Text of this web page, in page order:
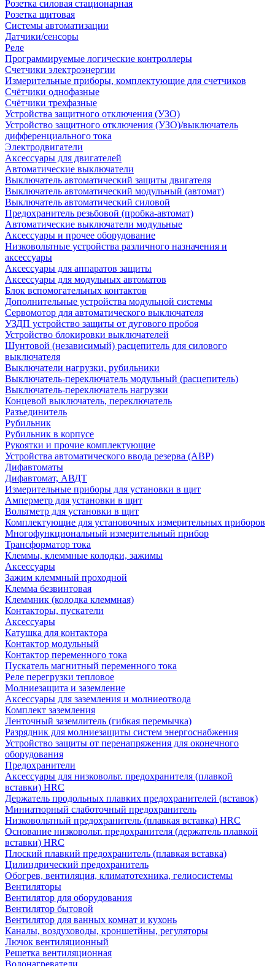
Розетка силовая стационарная
Розетка щитовая
Системы автоматизации
Датчики/сенсоры
Реле
Программируемые логические контроллеры
Счетчики электроэнергии
Измерительные приборы, комплектующие для счетчиков
Счётчики однофазные
Счётчики трехфазные
Устройства защитного отключения (УЗО)
Устройство защитного отключения (УЗО)/выключатель
дифференциального тока
Электродвигатели
Аксессуары для двигателей
Автоматические выключатели
Выключатель автоматический защиты двигателя
Выключатель автоматический модульный (автомат)
Выключатель автоматический силовой
Предохранитель резьбовой (пробка-автомат)
Автоматические выключатели модульные
Аксессуары и прочее оборудование
Низковольтные устройства различного назначения и
аксессуары
Аксессуары для аппаратов защиты
Аксессуары для модульных автоматов
Блок вспомогательных контактов
Дополнительные устройства модульной системы
Сервомотор для автоматического выключателя
УЗДП устройство защиты от дугового пробоя
Устройство блокировки выключателей
Шунтовой (независимый) расцепитель для силового
выключателя
Выключатели нагрузки, рубильники
Выключатель-переключатель модульный (расцепитель)
Выключатель-переключатель нагрузки
Концевой выключатель, переключатель
Разъединитель
Рубильник
Рубильник в корпусе
Рукоятки и прочие комплектующие
Устройства автоматического ввода резерва (АВР)
Дифавтоматы
Дифавтомат, АВДТ
Измерительные приборы для установки в щит
Амперметр для установки в щит
Вольтметр для установки в щит
Комплектующие для установочных измерительных приборов
Многофункциональный измерительный прибор
Трансформатор тока
Клеммы, клеммные колодки, зажимы
Аксессуары
Зажим клеммный проходной
Клемма безвинтовая
Клеммник (колодка клеммная)
Контакторы, пускатели
Аксессуары
Катушка для контактора
Контактор модульный
Контактор переменного тока
Пускатель магнитный переменного тока
Реле перегрузки тепловое
Молниезащита и заземление
Аксессуары для заземления и молниеотвода
Комплект заземления
Ленточный заземлитель (гибкая перемычка)
Разрядник для молниезащиты систем энергоснабжения
Устройство защиты от перенапряжения для оконечного
оборудования
Предохранители
Аксессуары для низковольт. предохранителя (плавкой
вставки) HRC
Держатель продольных плавких предохранителей (вставок)
Миниатюрный слаботочный предохранитель
Низковольтный предохранитель (плавкая вставка) HRC
Основание низковольт. предохранителя (держатель плавкой
вставки) HRC
Плоский плавкий предохранитель (плавкая вставка)
Цилиндрический предохранитель
Обогрев, вентиляция, климатотехника, гелиосистемы
Вентиляторы
Вентилятор для оборудования
Вентилятор бытовой
Вентилятор для ванных комнат и кухонь
Каналы, воздуховоды, кроншетйны, регуляторы
Лючок вентиляционный
Решетка вентиляционная
Водонагреватели